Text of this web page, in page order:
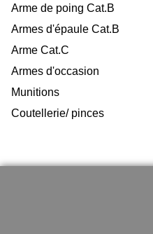
Arme de poing Cat.B
Armes d'épaule Cat.B
Arme Cat.C
Armes d'occasion
Munitions
Coutellerie/ pinces